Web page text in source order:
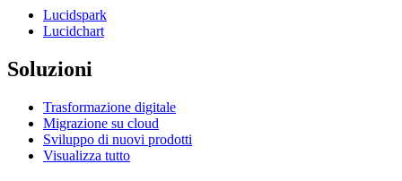
Lucidspark
Lucidchart
Soluzioni
Trasformazione digitale
Migrazione su cloud
Sviluppo di nuovi prodotti
Visualizza tutto